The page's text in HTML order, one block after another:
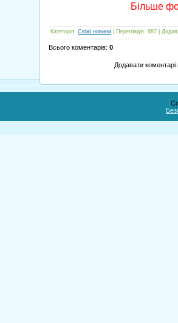
Більше
Категорія: Свіжі новини Переглядів: 687 Додав
Всього коментарів: 0
Додавати